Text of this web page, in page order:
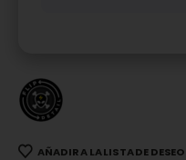
AÑADIR A LA LISTA DE